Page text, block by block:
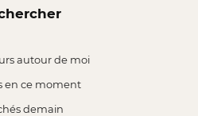
autour de moi
en ce moment
demain